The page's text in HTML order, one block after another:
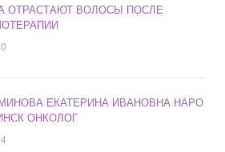
ОТРАСТАЮТ ВОЛОСЫ ПОСЛЕ
ЕКАТЕРИНА ИВАНОВНА НАРО
ОНКОЛОГ